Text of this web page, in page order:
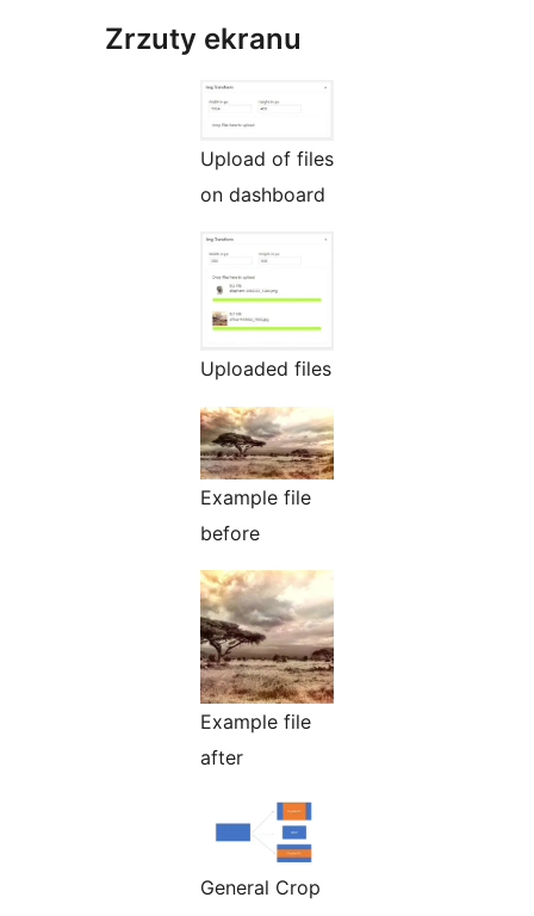
Zrzuty ekranu
Upload of files
on dashboard
Uploaded files
Example file
before
Example file
after
General Crop